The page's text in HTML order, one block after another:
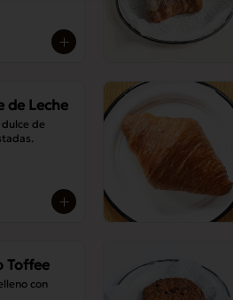
de Leche
de
Toffee
con